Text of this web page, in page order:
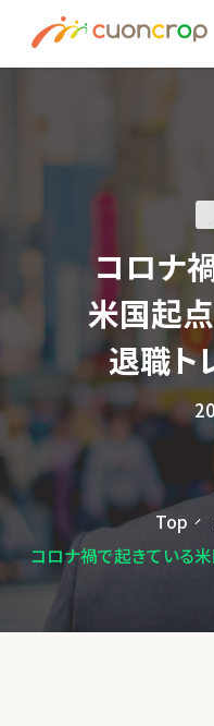
資料
お
コロナ
米国起
退職ト
Top
コロナ禍で起きている